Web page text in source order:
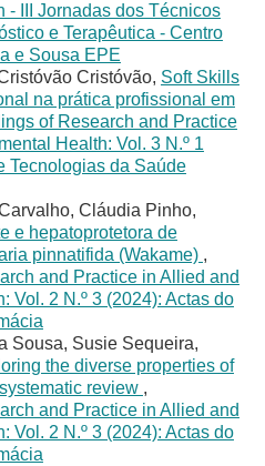
- III Jornadas dos Técnicos
e Terapêutica - Centro
e Sousa EPE
Cristóvão, Soft Skills
na prática profissional em
of Research and Practice
Health: Vol. 3 N.º 1
Tecnologias da Saúde
Cláudia Pinho,
e hepatoprotetora de
pinnatifida (Wakame) ,
and Practice in Allied and
Vol. 2 N.º 3 (2024): Actas do
Sousa, Susie Sequeira,
the diverse properties of
review ,
and Practice in Allied and
Vol. 2 N.º 3 (2024): Actas do